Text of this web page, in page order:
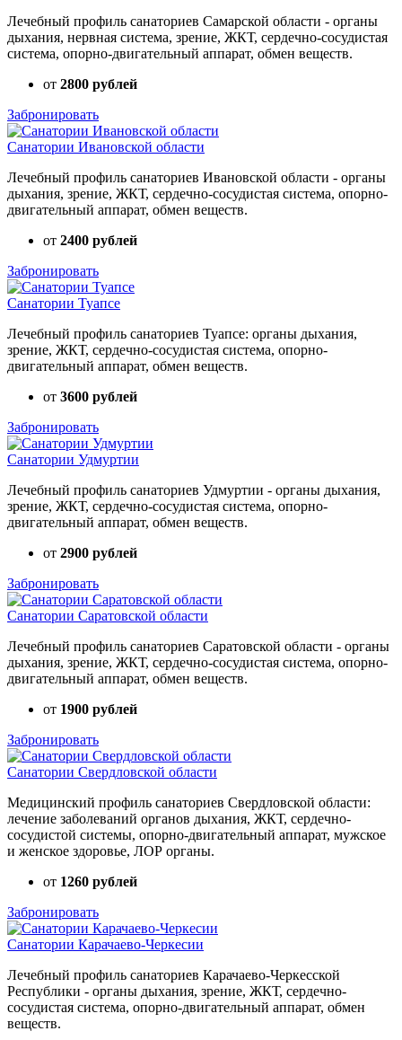
Лечебный профиль санаториев Самарской области - органы
дыхания, нервная система, зрение, ЖКТ, сердечно-сосудистая
система, опорно-двигательный аппарат, обмен веществ.
от 2800 рублей
Забронировать
Санатории Ивановской области
Лечебный профиль санаториев Ивановской области - органы
дыхания, зрение, ЖКТ, сердечно-сосудистая система, опорно-
двигательный аппарат, обмен веществ.
от 2400 рублей
Забронировать
Санатории Туапсе
Лечебный профиль санаториев Туапсе: органы дыхания,
зрение, ЖКТ, сердечно-сосудистая система, опорно-
двигательный аппарат, обмен веществ.
от 3600 рублей
Забронировать
Санатории Удмуртии
Лечебный профиль санаториев Удмуртии - органы дыхания,
зрение, ЖКТ, сердечно-сосудистая система, опорно-
двигательный аппарат, обмен веществ.
от 2900 рублей
Забронировать
Санатории Саратовской области
Лечебный профиль санаториев Саратовской области - органы
дыхания, зрение, ЖКТ, сердечно-сосудистая система, опорно-
двигательный аппарат, обмен веществ.
от 1900 рублей
Забронировать
Санатории Свердловской области
Медицинский профиль санаториев Свердловской области:
лечение заболеваний органов дыхания, ЖКТ, сердечно-
сосудистой системы, опорно-двигательный аппарат, мужское
и женское здоровье, ЛОР органы.
от 1260 рублей
Забронировать
Санатории Карачаево-Черкесии
Лечебный профиль санаториев Карачаево-Черкесской
Республики - органы дыхания, зрение, ЖКТ, сердечно-
сосудистая система, опорно-двигательный аппарат, обмен
веществ.